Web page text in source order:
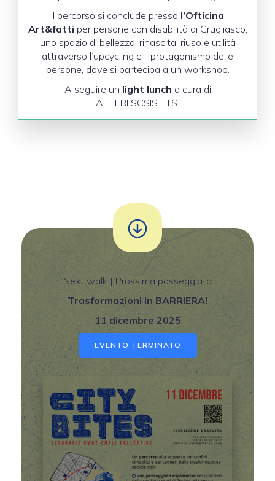
Il percorso si conclude presso l’Ofticina
Art&fatti per persone con disabilità di Grugliasco,
uno spazio di bellezza, rinascita, riuso e utilità
attraverso l’upcycling e il protagonismo delle
persone, dove si partecipa a un workshop.
A seguire un light lunch a cura di
ALFIERI SCSIS ETS.
Next walk | Prossima passeggiata
Trasformazioni in BARRIERA!
11 dicembre 2025
EVENTO TERMINATO